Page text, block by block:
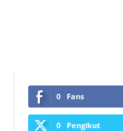
0 Fans
0 Pengikut